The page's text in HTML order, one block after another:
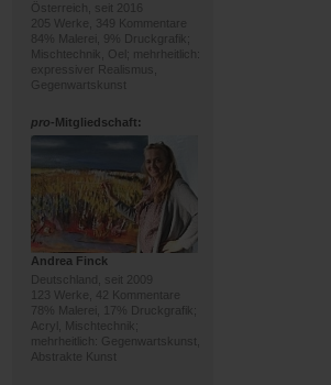
Österreich, seit 2016
205 Werke, 349 Kommentare
84% Malerei, 9% Druckgrafik;
Mischtechnik, Oel; mehrheitlich:
expressiver Realismus,
Gegenwartskunst
pro-Mitgliedschaft:
Andrea Finck
Deutschland, seit 2009
123 Werke, 42 Kommentare
78% Malerei, 17% Druckgrafik;
Acryl, Mischtechnik;
mehrheitlich: Gegenwartskunst,
Abstrakte Kunst